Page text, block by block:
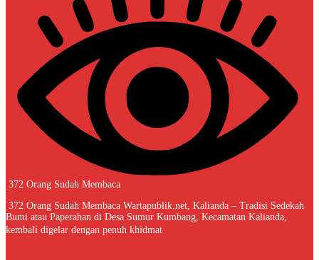
372 Orang Sudah Membaca
372 Orang Sudah Membaca Wartapublik.net, Kalianda – Tradisi Sedekah
Bumi atau Paperahan di Desa Sumur Kumbang, Kecamatan Kalianda,
kembali digelar dengan penuh khidmat